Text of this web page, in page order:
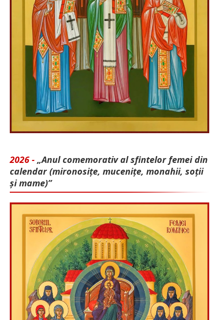
2026 - „Anul comemorativ al sfintelor femei din
calendar (mironosițe, mu­cenițe, monahii, soții
și mame)”